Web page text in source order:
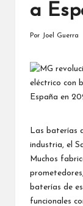
a
Por Joel Guerra
Las baterías
industria, el
Muchos
baterías de
funcionales